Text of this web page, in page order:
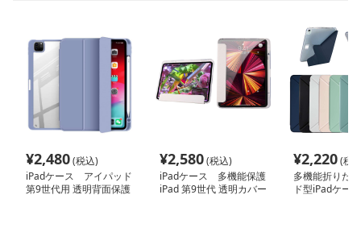
¥2,480(税込)
iPadケース アイパッド
第9世代用 透明背面保護
¥2,580(税込)
iPadケース 多機能保護
iPad 第9世代 透明カバー
¥2,220(税
多機能折りた
ド型iPadケ